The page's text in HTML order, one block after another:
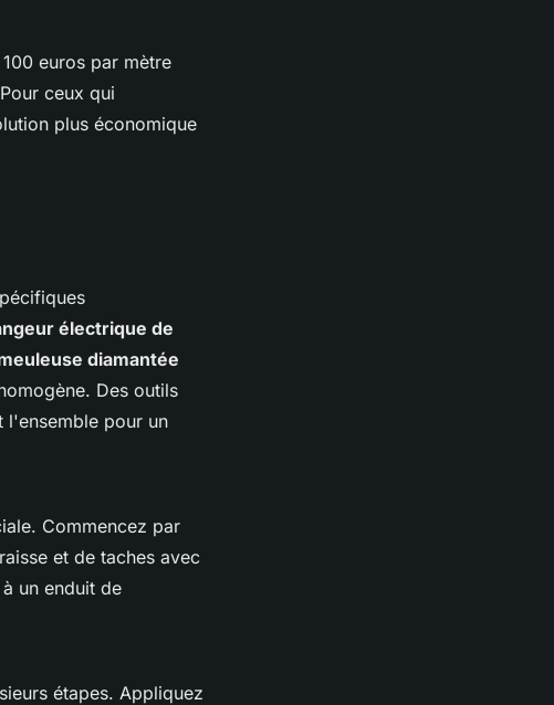
euros par mètre
ceux qui
plus économique
électrique de
diamantée
Des outils
l'ensemble pour un
Commencez par
et de taches avec
un enduit de
étapes. Appliquez